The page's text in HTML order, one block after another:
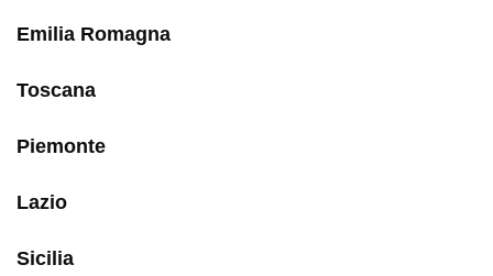
Emilia Romagna
Toscana
Piemonte
Lazio
Sicilia